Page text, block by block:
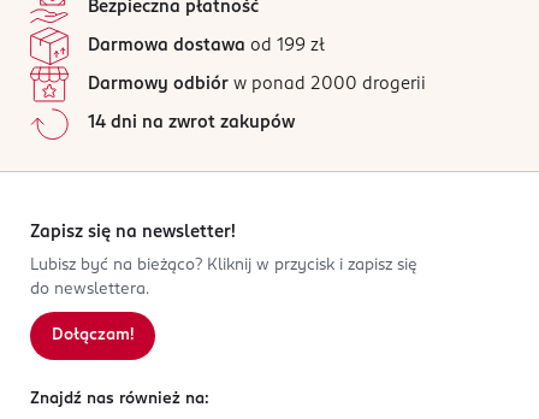
uduszeniem.
PRODUCENT/PODMIOT ODPOWIEDZIALNY
Dirk Rossmann GmbH
Isernhägener Straße 16
product@rossmann.info
DE-Niemcy
Kod EAN
6 941607 356173
Wszystkie opinie są zweryfikowane zakupem.
4
0%
2
1
0%
Sortowanie wg
Bezpieczna płatność
Darmowa dostawa od 199 zł
Darmowy odbiór w ponad 2000 drogerii
14 dni na zwrot zakupów
Zapisz się na newsletter!
Lubisz być na bieżąco? Kliknij w przycisk i zapisz się
do newslettera.
Dołączam!
Znajdź nas również na: